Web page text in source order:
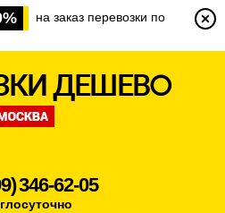
на заказ перевозки по
346-62-05